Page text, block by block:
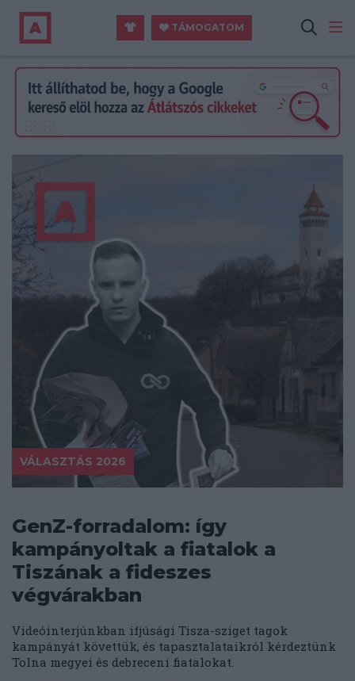
TÁMOGATOM
VÁLASZTÁS 2026
GenZ-forradalom: így
kampányoltak a fiatalok a
Tiszának a fideszes
végvárakban
Videóinterjúnkban ifjúsági Tisza-sziget tagok
kampányát követtük, és tapasztalataikról kérdeztünk
Tolna megyei és debreceni fiatalokat.